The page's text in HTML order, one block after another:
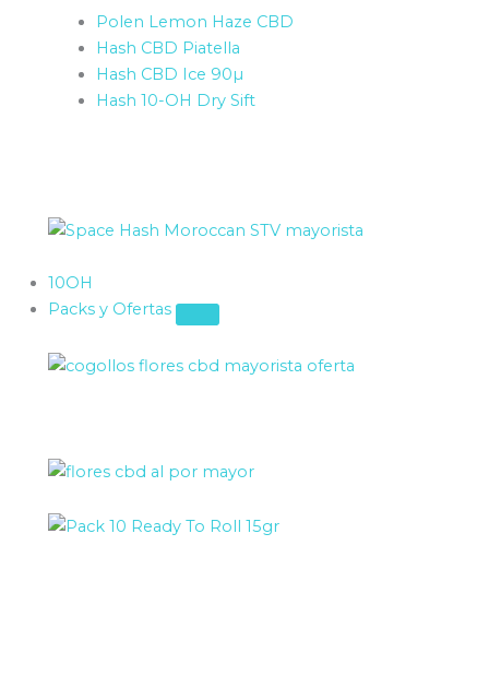
Polen Lemon Haze CBD
Hash CBD Piatella
Hash CBD Ice 90µ
Hash 10-OH Dry Sift
10OH
Packs y Ofertas